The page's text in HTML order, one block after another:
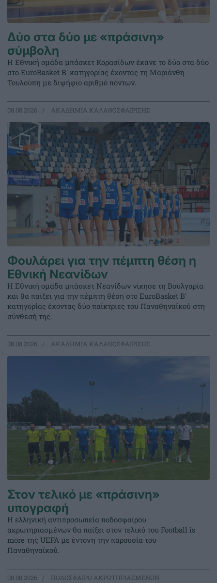
Δύο στα δύο με «πράσινη»
σύμβολη
Η Εθνική ομάδα μπάσκετ Κορασίδων έκανε το δύο στα δύο
στο EuroBasket Β' κατηγορίας έχοντας τη Μαριάνθη
Τουλούπη με διψήφιο αριθμό πόντων.
08.08.2026 ΑΚΑΔΗΜΙΑ ΚΑΛΑΘΟΣΦΑΙΡΙΣΗΣ
Φουλάρει για την πέμπτη θέση η
Εθνική Νεανίδων
Η Εθνική ομάδα μπάσκετ Νεανίδων νίκησε τη Βουλγαρία
και θα παίξει για την πέμπτη θέση στο EuroBasket Β'
κατηγορίας έχοντας δύο παίκτριες του Παναθηναϊκού στη
σύνθεσή της.
08.08.2026 ΑΚΑΔΗΜΙΑ ΚΑΛΑΘΟΣΦΑΙΡΙΣΗΣ
Στον τελικό με «πράσινη»
υπογραφή
Η ελληνική αντιπροσωπεία ποδοσφαίρου
ακρωτηριασμένων θα παίξει στον τελικό του Football is
more της UEFA με έντονη την παρουσία του
Παναθηναϊκού.
08.08.2026 ΠΟΔΟΣΦΑΙΡΟ ΑΚΡΩΤΗΡΙΑΣΜΕΝΩΝ